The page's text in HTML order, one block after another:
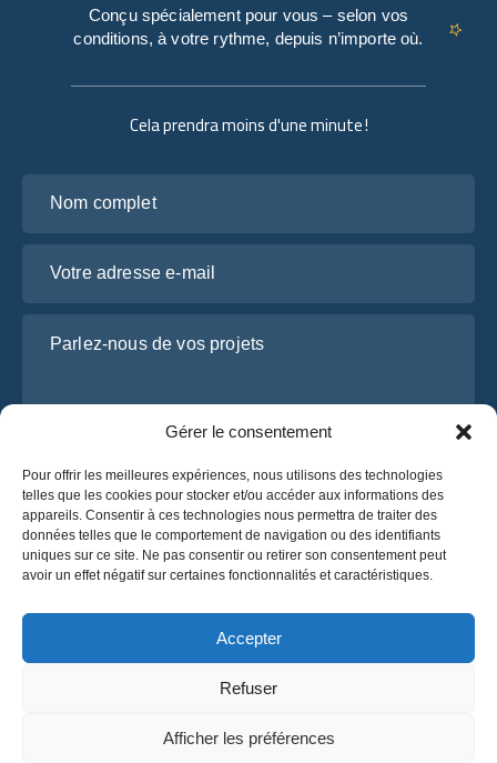
Gérer le consentement
Pour offrir les meilleures expériences, nous utilisons des technologies
telles que les cookies pour stocker et/ou accéder aux informations des
appareils. Consentir à ces technologies nous permettra de traiter des
données telles que le comportement de navigation ou des identifiants
uniques sur ce site. Ne pas consentir ou retirer son consentement peut
avoir un effet négatif sur certaines fonctionnalités et caractéristiques.
Accepter
Refuser
Afficher les préférences
Cela prendra moins d'une minute !
J’ai lu et j’accepte lapolitique de confidentialité
d’OsaBus.
Obtenez un devis
Obtenez un devis
Conçu spécialement pour vous – selon vos
conditions, à votre rythme, depuis n’importe où.